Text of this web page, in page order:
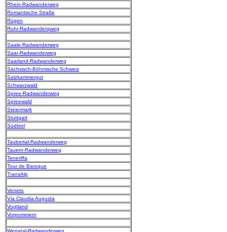
Rhein-Radwanderweg
Romantische Straße
Rügen
Ruhr-Radwanderqweg
Saale-Radwanderweg
Saar-Radwanderweg
Saarland-Radwanderweg
Sächsisch-Böhmische Schweiz
Salzkammergut
Schwarzwald
Spree-Radwanderweg
Spreewald
Steiermark
Stuttgart
Südtirol
Taubertal-Radwanderweg
Tauern-Radwanderweg
Teneriffa
Tour de Baroque
TransAlp
Veneto
Via Claudia Augusta
Vogtland
Vorpommern
Werratal-Radwanderweg